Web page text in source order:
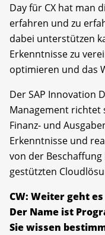
Day für CX hat man
erfahren und zu
dabei unterstützen
Erkenntnisse zu
optimieren und das
Der SAP Innovation
Management richtet
Finanz- und
Erkenntnisse und
von der Beschaffung
gestützten
CW: Weiter geht
Der Name ist
Sie wissen